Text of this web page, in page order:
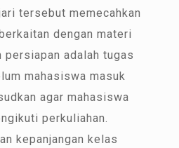
tersebut memecahkan
dengan materi
persiapan adalah tugas
mahasiswa masuk
agar mahasiswa
perkuliahan.
kepanjangan kelas